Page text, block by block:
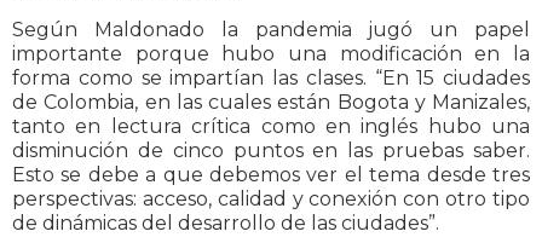
Según Maldonado la pandemia jugó un papel
importante porque hubo una modificación en la
forma como se impartían las clases. “En 15 ciudades
de Colombia, en las cuales están Bogota y Manizales,
tanto en lectura crítica como en inglés hubo una
disminución de cinco puntos en las pruebas saber.
Esto se debe a que debemos ver el tema desde tres
perspectivas: acceso, calidad y conexión con otro tipo
de dinámicas del desarrollo de las ciudades”.